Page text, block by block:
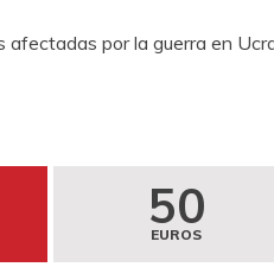
por la guerra en
50
EUROS